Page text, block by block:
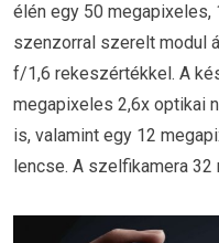
élén egy 50
szenzorral szerelt modul
f/1,6 rekeszértékkel. A
megapixeles 2,6x optikai
is, valamint egy 12
lencse. A szelfikamera 32